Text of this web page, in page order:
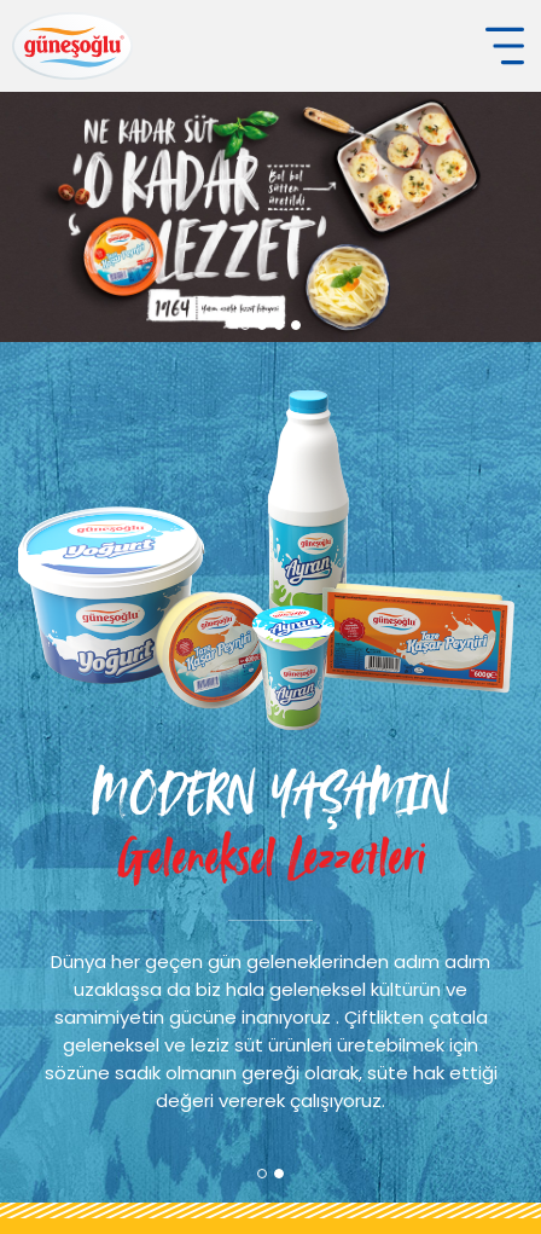
MODERN YAŞAMIN
Geleneksel Lezzetleri
Dünya her geçen gün geleneklerinden adım adım
uzaklaşsa da biz hala geleneksel kültürün ve
samimiyetin gücüne inanıyoruz . Çiftlikten çatala
geleneksel ve leziz süt ürünleri üretebilmek için
sözüne sadık olmanın gereği olarak, süte hak ettiği
değeri vererek çalışıyoruz.